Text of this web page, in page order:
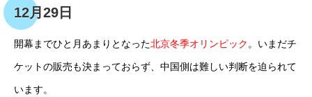
12月29日
開幕までひと月あまりとなった北京冬季オリンピック 。いまだチ
ケットの販売も決まっておらず、中国側は難しい判断を迫られて
います。